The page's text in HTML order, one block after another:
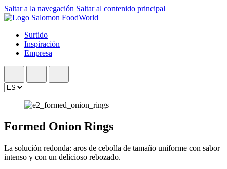
Saltar a la navegación Saltar al contenido principal
Surtido
Inspiración
Empresa
Formed Onion Rings
La solución redonda: aros de cebolla de tamaño uniforme con sabor
intenso y con un delicioso rebozado.